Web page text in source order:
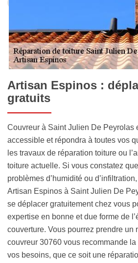
Artisan Espinos :
gratuits
Couvreur à Saint Julien De Peyrolas
accessible et répondra à toutes vos
les travaux de réparation toiture ou
toiture actuelle. Si vous constatez
problèmes d’humidité ou
Artisan Espinos à Saint Julien De
se déplacer gratuitement chez vous
expertise en bonne et due forme de
couverture. Vous pourrez prendre un
couvreur 30760 vous recommande
vos besoins, que ce soit une